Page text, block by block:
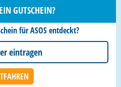
GUTSCHEIN?
für ASOS entdeckt?